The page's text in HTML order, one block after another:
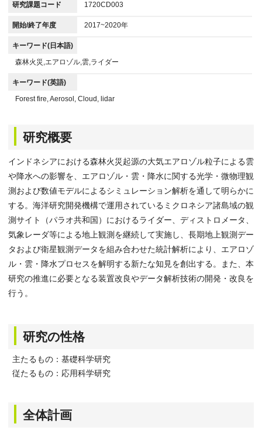
研究課題コード 1720CD003
開始/終了年度 2017~2020年
キーワード(日本語)
森林火災,エアロゾル,雲,ライダー
キーワード(英語)
Forest fire, Aerosol, Cloud, lidar
研究概要
インドネシアにおける森林火災起源の大気エアロゾル粒子による雲
や降水への影響を、エアロゾル・雲・降水に関する光学・微物理観
測および数値モデルによるシミュレーション解析を通して明らかに
する。海洋研究開発機構で運用されているミクロネシア諸島域の観
測サイト（パラオ共和国）におけるライダー、ディストロメータ、
気象レーダ等による地上観測を継続して実施し、長期地上観測デー
タおよび衛星観測データを組み合わせた統計解析により、エアロゾ
ル・雲・降水プロセスを解明する新たな知見を創出する。また、本
研究の推進に必要となる装置改良やデータ解析技術の開発・改良を
行う。
研究の性格
主たるもの：基礎科学研究
従たるもの：応用科学研究
全体計画